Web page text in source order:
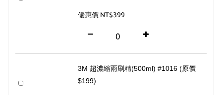
優惠價 NT$399
3M 超濃縮雨刷精(500ml) #1016 (原價
$199)